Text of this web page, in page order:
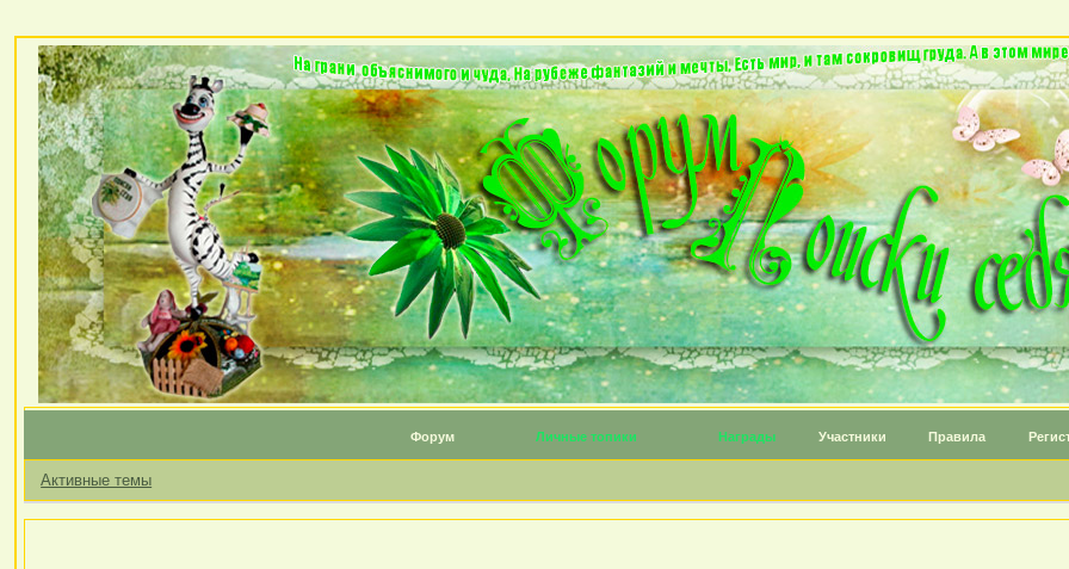
Форум Личные топики Награды Участники Правила
Активные темы